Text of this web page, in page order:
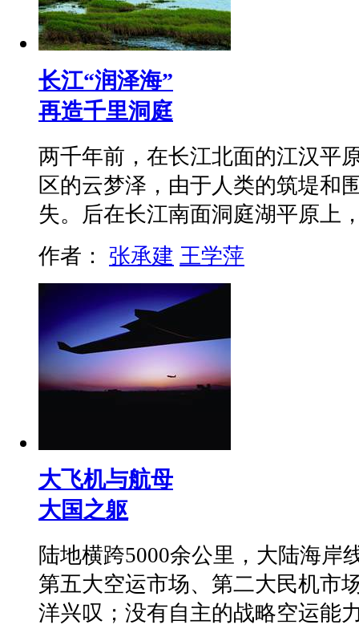
长江“润泽海”
再造千里洞庭
两千年前，在长江北面的江汉平
区的云梦泽，由于人类的筑堤和
失。后在长江南面洞庭湖平原
作者： 张承建 王学萍
大飞机与航母
大国之躯
陆地横跨5000余公里，大陆海岸
第五大空运市场、第二大民机市
洋兴叹；没有自主的战略空运